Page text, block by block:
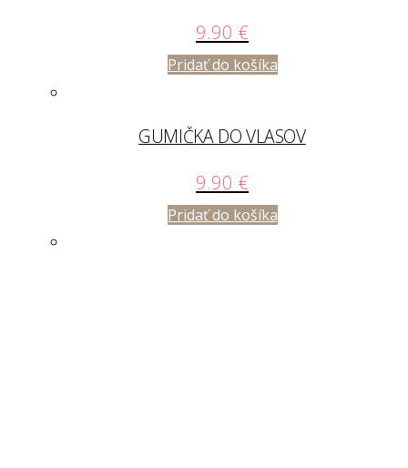
9.90 €
Pridať do košíka
GUMIČKA DO VLASOV
9.90 €
Pridať do košíka